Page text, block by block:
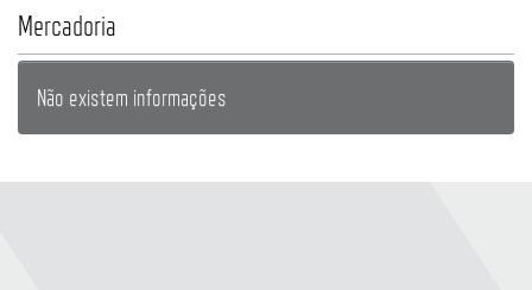
Mercadoria
Não existem informações